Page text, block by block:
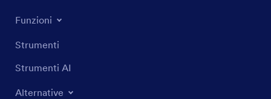
Funzioni
Strumenti
Strumenti AI
Alternative